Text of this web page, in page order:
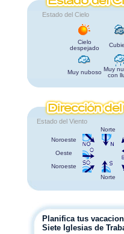
Estado del Cielo
Cielo
despejado
Muy nuboso Muy
con
Estado del Viento
Norte
Noroeste
Oeste
Noroeste
Norte
Planifica tus
Siete Iglesias de